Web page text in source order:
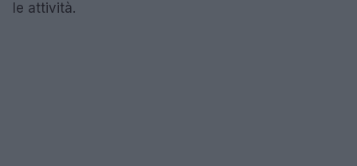
le attività.